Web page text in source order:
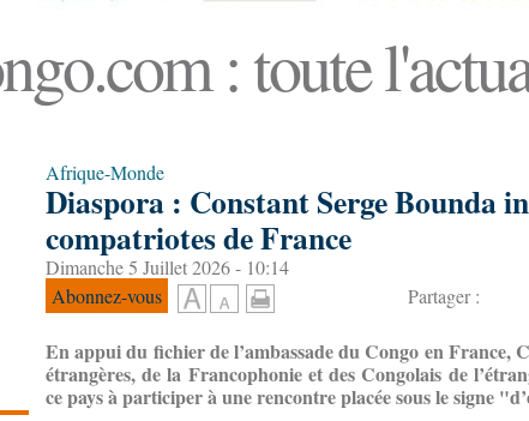
: toute
Afrique-Monde
Diaspora : Constant Serge Bounda
compatriotes de France
Dimanche 5 Juillet 2026 - 10:14
Abonnez-vous
Partager :
En appui du fichier de l’ambassade du Congo en France,
étrangères, de la Francophonie et des Congolais de
ce pays à participer à une rencontre placée sous le signe